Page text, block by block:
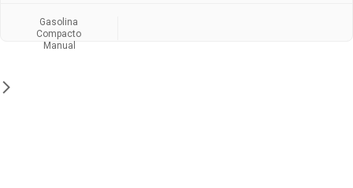
Gasolina
Compacto
Manual